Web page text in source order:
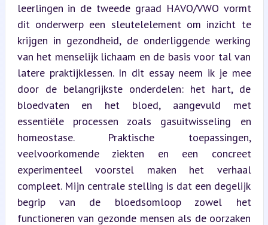
leerlingen in de tweede graad HAVO/VWO vormt
dit onderwerp een sleutelelement om inzicht te
krijgen in gezondheid, de onderliggende werking
van het menselijk lichaam en de basis voor tal van
latere praktijklessen. In dit essay neem ik je mee
door de belangrijkste onderdelen: het hart, de
bloedvaten en het bloed, aangevuld met
essentiële processen zoals gasuitwisseling en
homeostase. Praktische toepassingen,
veelvoorkomende ziekten en een concreet
experimenteel voorstel maken het verhaal
compleet. Mijn centrale stelling is dat een degelijk
begrip van de bloedsomloop zowel het
functioneren van gezonde mensen als de oorzaken